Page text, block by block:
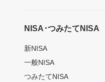
NISA･つみたてNISA
新NISA
一般NISA
つみたてNISA